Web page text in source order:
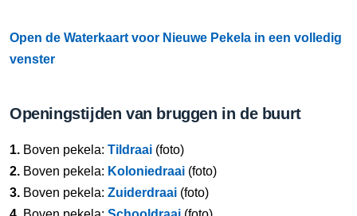
Open de Waterkaart voor Nieuwe Pekela in een volledig
venster
Openingstijden van bruggen in de buurt
1. Boven pekela: Tildraai (foto)
2. Boven pekela: Koloniedraai (foto)
3. Boven pekela: Zuiderdraai (foto)